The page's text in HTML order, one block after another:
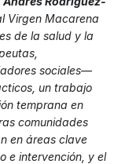
Virgen Macarena
de la salud y la
sociales—
un trabajo
temprana en
comunidades
en áreas clave
e intervención, y el